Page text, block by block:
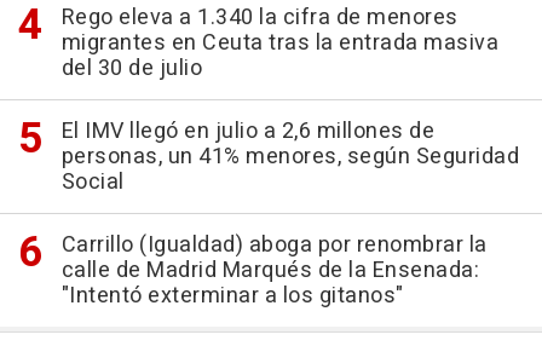
Rego eleva a 1.340 la cifra de menores
migrantes en Ceuta tras la entrada masiva
del 30 de julio
El IMV llegó en julio a 2,6 millones de
personas, un 41% menores, según Seguridad
Social
Carrillo (Igualdad) aboga por renombrar la
calle de Madrid Marqués de la Ensenada:
"Intentó exterminar a los gitanos"